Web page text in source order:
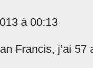
à 00:13
Francis, j’ai 57